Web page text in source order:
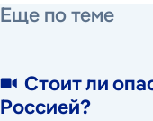
Еще по теме
Стоит ли
Россией?